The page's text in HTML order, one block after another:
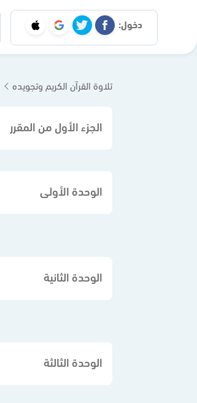
دخول:
تلاوة القرآن الكريم وتجويده
الجزء الأول من المقرر
الوحدة الأولى
الوحدة الثانية
الوحدة الثالثة